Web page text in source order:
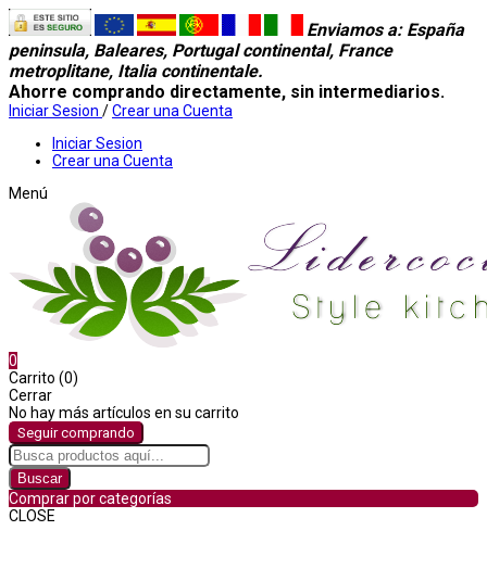
Enviamos a: España
peninsula, Baleares, Portugal continental, France
metroplitane, Italia continentale.
Ahorre comprando directamente, sin intermediarios.
Iniciar Sesion /Crear una Cuenta
Iniciar Sesion
Crear una Cuenta
Menú
0
Carrito (0)
Cerrar
No hay más artículos en su carrito
Seguir comprando
Buscar
Comprar por categorías
CLOSE